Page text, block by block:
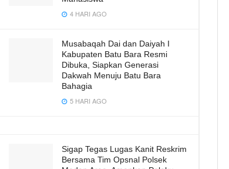
4 HARI AGO
Musabaqah Dai dan Daiyah I
Kabupaten Batu Bara Resmi
Dibuka, Siapkan Generasi
Dakwah Menuju Batu Bara
Bahagia
5 HARI AGO
Sigap Tegas Lugas Kanit Reskrim
Bersama Tim Opsnal Polsek